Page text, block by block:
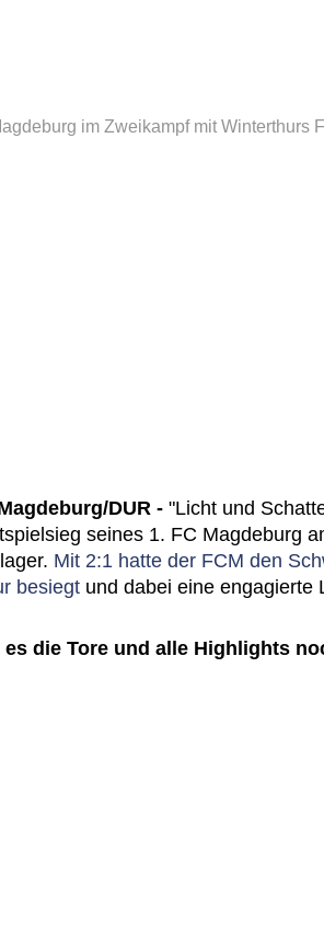
im Zweikampf mit Winterthurs
DUR - "Licht und
seines 1. FC Magdeburg
Mit 2:1 hatte der FCM den
besiegt und dabei eine engagierte
es die Tore und alle Highlights